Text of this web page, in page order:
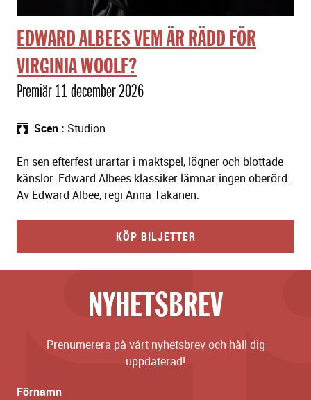
EDWARD ALBEES VEM ÄR RÄDD FÖR
VIRGINIA WOOLF?
Premiär 11 december 2026
Scen Studion
En sen efterfest urartar i maktspel, lögner och blottade
känslor. Edward Albees klassiker lämnar ingen oberörd.
Av Edward Albee, regi Anna Takanen.
KÖP BILJETTER
NYHETSBREV
Prenumerera på vårt nyhetsbrev och håll dig
uppdaterad!
Förnamn